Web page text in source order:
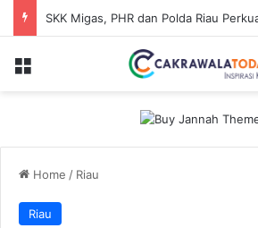
Home / Riau
Riau